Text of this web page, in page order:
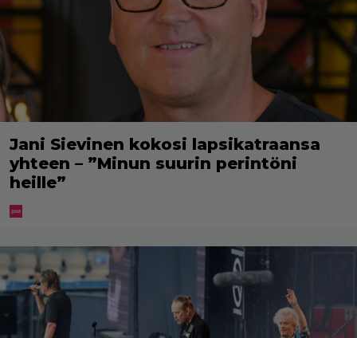
Jani Sievinen kokosi lapsikatraansa
yhteen – ”Minun suurin perintöni
heille”